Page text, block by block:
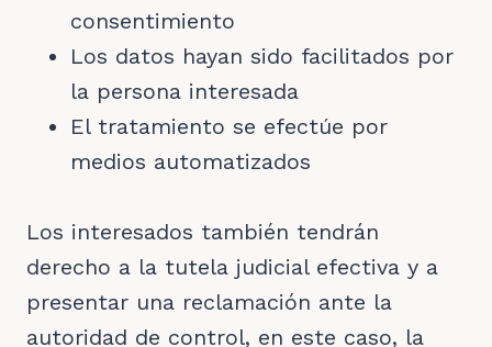
consentimiento
Los datos hayan sido facilitados por
la persona interesada
El tratamiento se efectúe por
medios automatizados
Los interesados también tendrán
derecho a la tutela judicial efectiva y a
presentar una reclamación ante la
autoridad de control, en este caso, la